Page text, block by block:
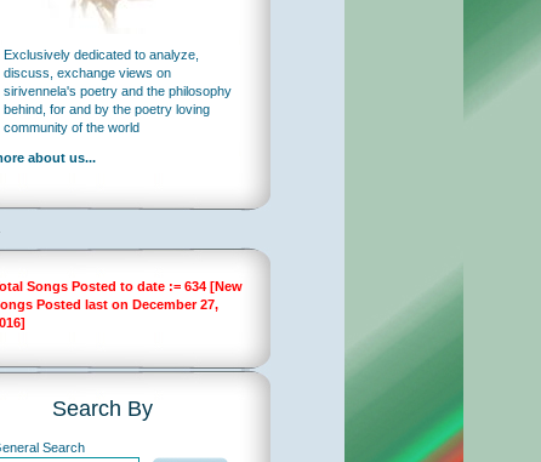
Exclusively dedicated to analyze,
discuss, exchange views on
sirivennela's poetry and the philosophy
behind, for and by the poetry loving
community of the world
about us...
Songs Posted to date := 634 [New
Posted last on December 27,
Search By
Search